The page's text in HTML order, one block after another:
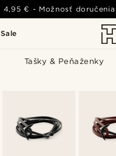
Tašky & Peňaženky
4,95 € - Možnosť